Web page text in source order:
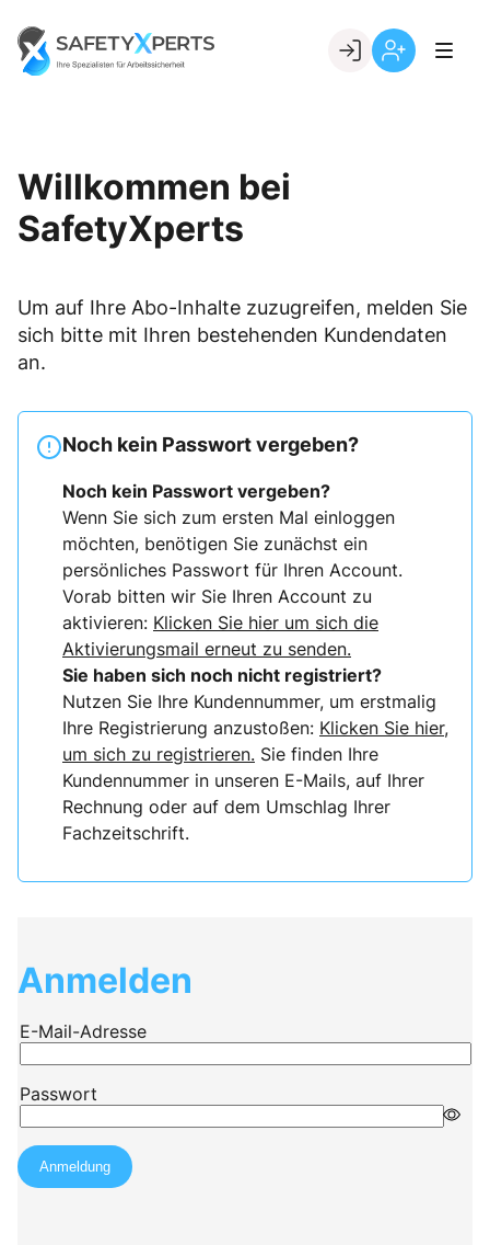
content
Go to landing page.
Willkommen bei
SafetyXperts
Um auf Ihre Abo-Inhalte zuzugreifen, melden Sie
sich bitte mit Ihren bestehenden Kundendaten
an.
Noch kein Passwort vergeben?
Noch kein Passwort vergeben?
Wenn Sie sich zum ersten Mal einloggen
möchten, benötigen Sie zunächst ein
persönliches Passwort für Ihren Account.
Vorab bitten wir Sie Ihren Account zu
aktivieren: Klicken Sie hier um sich die
Aktivierungsmail erneut zu senden.
Sie haben sich noch nicht registriert?
Nutzen Sie Ihre Kundennummer, um erstmalig
Ihre Registrierung anzustoßen: Klicken Sie hier,
um sich zu registrieren. Sie finden Ihre
Kundennummer in unseren E-Mails, auf Ihrer
Rechnung oder auf dem Umschlag Ihrer
Fachzeitschrift.
Anmelden